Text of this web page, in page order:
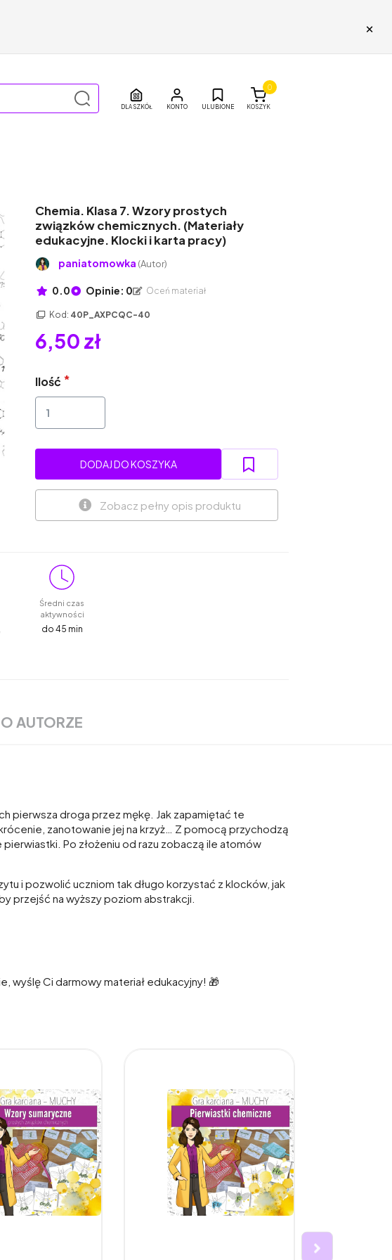
×
DLA SZKÓŁ ULUBIONE KOSZYK
0
Chemia. Klasa 7. Wzory prostych
związków chemicznych. (Materiały
edukacyjne. Klocki i karta pracy)
paniatomowka (Autor)
0.0 Opinie: 0 Oceń materiał
Kod: 40P_AXPCQC-40
6,50 zł
Ilość
DODAJ DO KOSZYKA
Zobacz pełny opis produktu
Średni czas
aktywności
do 45 min
O AUTORZE
pierwsza droga przez mękę. Jak zapamiętać te
zanotowanie jej na krzyż… Z pomocą przychodzą
Po złożeniu od razu zobaczą ile atomów
i pozwolić uczniom tak długo korzystać z klocków, jak
przejść na wyższy poziom abstrakcji.
wyślę Ci darmowy materiał edukacyjny! 🎁